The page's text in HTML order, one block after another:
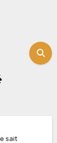
sait